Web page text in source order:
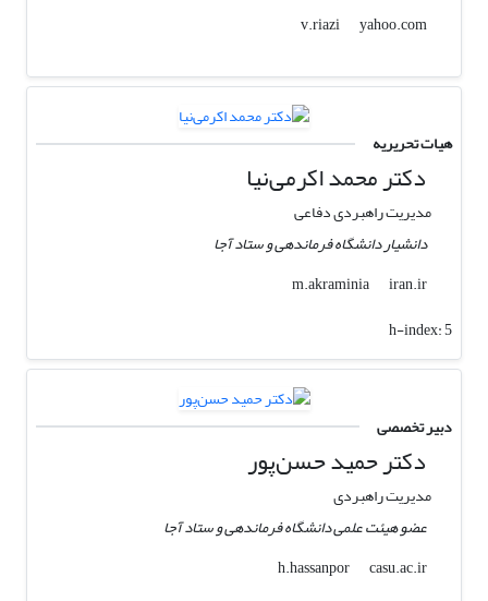
v.riazi
yahoo.com
هیات تحریریه
دکتر محمد اکرمی‌نیا
مدیریت راهبردی دفاعی
دانشیار دانشگاه فرماندهی و ستاد آجا
m.akraminia
iran.ir
h-index:5
دبیر تخصصی
دکتر حمید حسن‌پور
مدیریت راهبردی
عضو هیئت علمی دانشگاه فرماندهی و ستاد آجا
h.hassanpor
casu.ac.ir